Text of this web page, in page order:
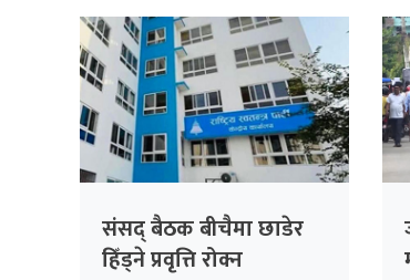
संसद् बैठक बीचैमा छाडेर
हिँड्ने प्रवृत्ति रोक्न